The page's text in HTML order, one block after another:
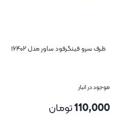
ساور مدل ۱۶۴۰۲
تومان
ظرف